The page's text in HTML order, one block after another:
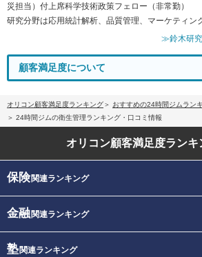
災担当）付上席科学技術政策フェロー（非常勤）
研究分野は応用統計解析、品質管理、マーケティン
≫鈴木研究
顧客満足度について
オリコン顧客満足度ランキング おすすめの24時間ジムラン
24時間ジムの衛生管理ランキング・口コミ情報
オリコン顧客満足度ランキ
保険関連ランキング
金融関連ランキング
塾関連ランキング